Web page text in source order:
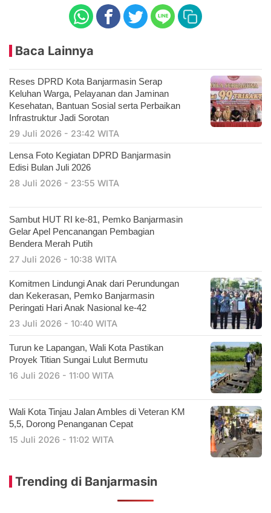
Baca Lainnya
Reses DPRD Kota Banjarmasin Serap
Keluhan Warga, Pelayanan dan Jaminan
Kesehatan, Bantuan Sosial serta Perbaikan
Infrastruktur Jadi Sorotan
29 Juli 2026 - 23:42 WITA
Lensa Foto Kegiatan DPRD Banjarmasin
Edisi Bulan Juli 2026
28 Juli 2026 - 23:55 WITA
Sambut HUT RI ke-81, Pemko Banjarmasin
Gelar Apel Pencanangan Pembagian
Bendera Merah Putih
27 Juli 2026 - 10:38 WITA
Komitmen Lindungi Anak dari Perundungan
dan Kekerasan, Pemko Banjarmasin
Peringati Hari Anak Nasional ke-42
23 Juli 2026 - 10:40 WITA
Turun ke Lapangan, Wali Kota Pastikan
Proyek Titian Sungai Lulut Bermutu
16 Juli 2026 - 11:00 WITA
​Wali Kota Tinjau Jalan Ambles di Veteran KM
5,5, Dorong Penanganan Cepat
15 Juli 2026 - 11:02 WITA
Trending di Banjarmasin